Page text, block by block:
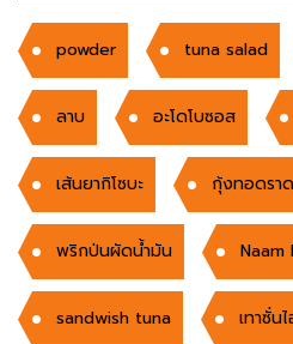
powder tuna salad
ลาบ อะโดโบซอส
เส้นยากิโซบะ กุ้งทอดรา
พริกป่นผัดน้ำมัน Naam
sandwish tuna เทาซั่น